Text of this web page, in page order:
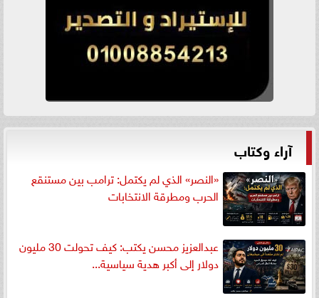
آراء وكتاب
«النصر» الذي لم يكتمل: ترامب بين مستنقع
الحرب ومطرقة الانتخابات
عبدالعزيز محسن يكتب: كيف تحولت 30 مليون
دولار إلى أكبر هدية سياسية...